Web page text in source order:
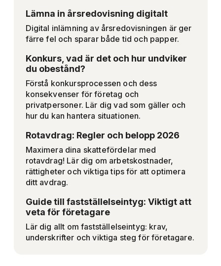
Lämna in årsredovisning digitalt
Digital inlämning av årsredovisningen är ger
färre fel och sparar både tid och papper.
Konkurs, vad är det och hur undviker
du obestånd?
Förstå konkursprocessen och dess
konsekvenser för företag och
privatpersoner. Lär dig vad som gäller och
hur du kan hantera situationen.
Rotavdrag: Regler och belopp 2026
Maximera dina skattefördelar med
rotavdrag! Lär dig om arbetskostnader,
rättigheter och viktiga tips för att optimera
ditt avdrag.
Guide till fastställelseintyg: Viktigt att
veta för företagare
Lär dig allt om fastställelseintyg: krav,
underskrifter och viktiga steg för företagare.